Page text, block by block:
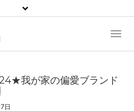
我が家の偏愛ブランド
日